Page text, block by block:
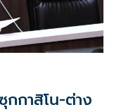
กาสิโน-ต่าง